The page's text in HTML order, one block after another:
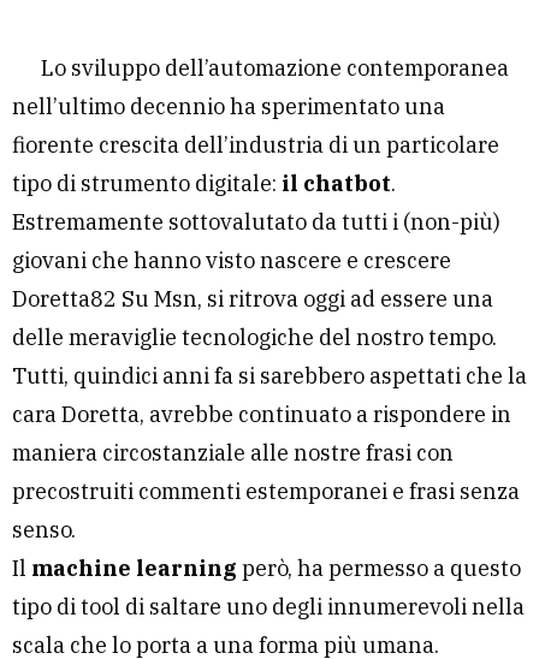
Lo sviluppo dell’automazione contemporanea
nell’ultimo decennio ha sperimentato una
fiorente crescita dell’industria di un particolare
tipo di strumento digitale: il chatbot.
Estremamente sottovalutato da tutti i (non-più)
giovani che hanno visto nascere e crescere
Doretta82 Su Msn, si ritrova oggi ad essere una
delle meraviglie tecnologiche del nostro tempo.
Tutti, quindici anni fa si sarebbero aspettati che la
cara Doretta, avrebbe continuato a rispondere in
maniera circostanziale alle nostre frasi con
precostruiti commenti estemporanei e frasi senza
senso.
Il machine learning però, ha permesso a questo
tipo di tool di saltare uno degli innumerevoli nella
scala che lo porta a una forma più umana.